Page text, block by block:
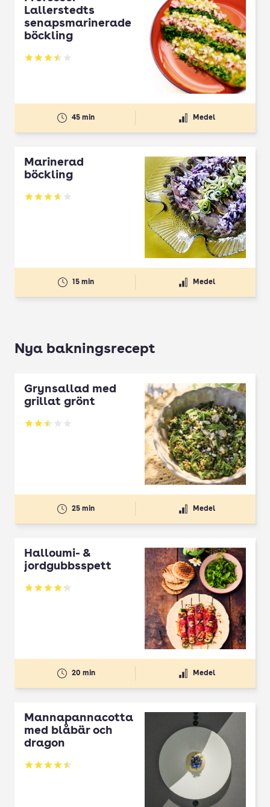
Lallerstedts
senapsmarinerade
böckling
Betyg: 3.5 av 5
45 min Medel
Marinerad
böckling
Betyg: 3.67 av 5
15 min Medel
Nya bakningsrecept
Grynsallad med
grillat grönt
Betyg: 2.5 av 5
25 min Medel
Halloumi- &
jordgubbsspett
Betyg: 4.3 av 5
20 min Medel
Mannapannacotta
med blåbär och
dragon
Betyg: 4.5 av 5